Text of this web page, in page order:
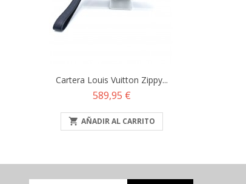
Cartera Louis Vuitton Zippy...
Precio
589,95 €
 AÑADIR AL CARRITO